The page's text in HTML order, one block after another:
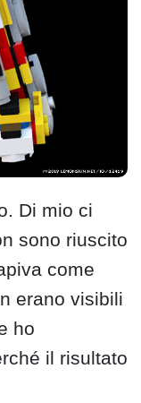
Di mio ci
sono riuscito
come
erano visibili
ho
il risultato